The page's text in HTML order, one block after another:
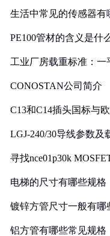
生活中常见的传感器有
PE100管材的含义是什
工业厂房载重标准：
CONOSTAN公司简介
C13和C14插头国标与
LGJ-240/30导线参数及
寻找nce01p30k
电梯的尺寸有哪些规格
镀锌方管尺寸一般有哪
铝方管有哪些常见规格